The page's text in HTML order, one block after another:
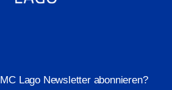
Lago Newsletter abonnieren?